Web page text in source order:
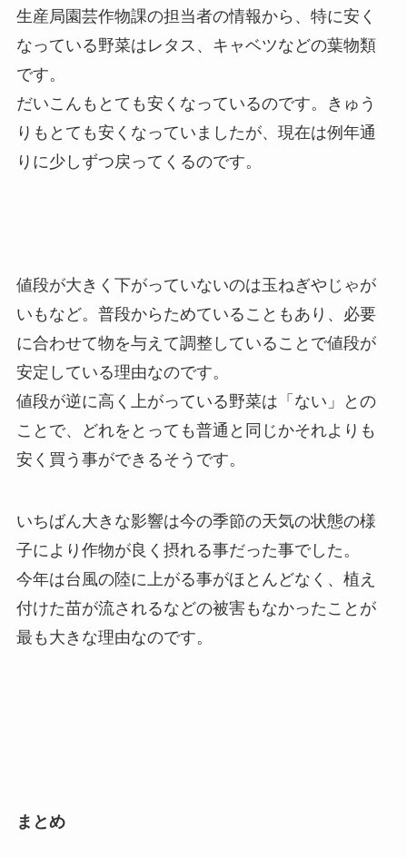
生産局園芸作物課の担当者の情報から、特に安く
なっている野菜はレタス、キャベツなどの葉物類
です。
だいこんもとても安くなっているのです。きゅう
りもとても安くなっていましたが、現在は例年通
りに少しずつ戻ってくるのです。
値段が大きく下がっていないのは玉ねぎやじゃが
いもなど。普段からためていることもあり、必要
に合わせて物を与えて調整していることで値段が
安定している理由なのです。
値段が逆に高く上がっている野菜は「ない」との
ことで、どれをとっても普通と同じかそれよりも
安く買う事ができるそうです。
いちばん大きな影響は今の季節の天気の状態の様
子により作物が良く摂れる事だった事でした。
今年は台風の陸に上がる事がほとんどなく、植え
付けた苗が流されるなどの被害もなかったことが
最も大きな理由なのです。
まとめ